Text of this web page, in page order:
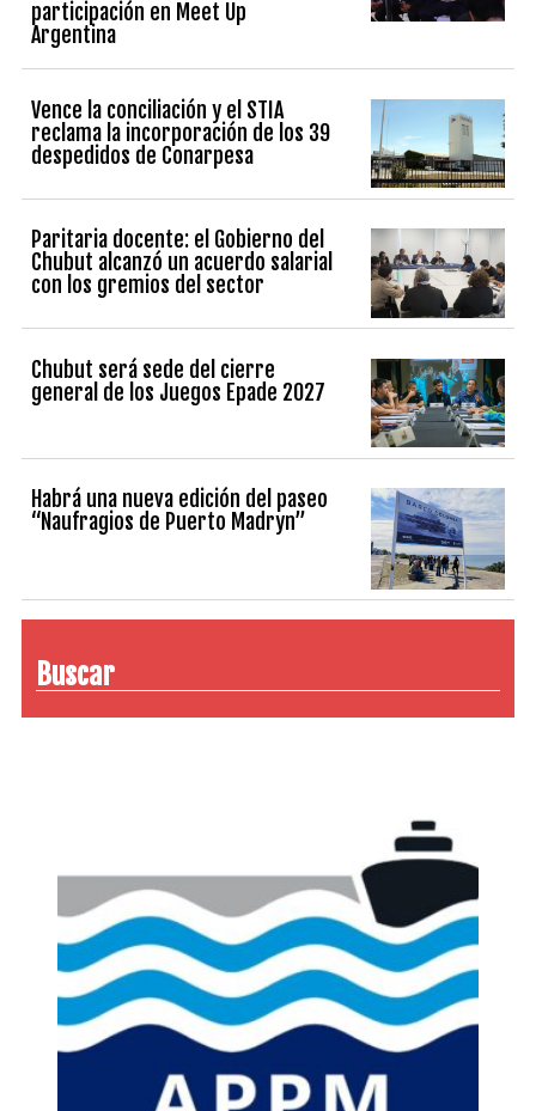
participación en Meet Up
Argentina
Vence la conciliación y el STIA
reclama la incorporación de los 39
despedidos de Conarpesa
Paritaria docente: el Gobierno del
Chubut alcanzó un acuerdo salarial
con los gremios del sector
Chubut será sede del cierre
general de los Juegos Epade 2027
Habrá una nueva edición del paseo
“Naufragios de Puerto Madryn”
Buscar